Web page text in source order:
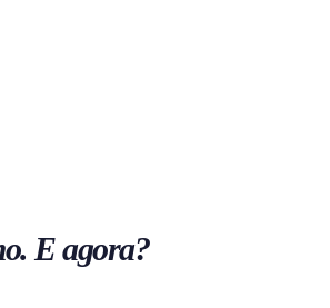
E agora?